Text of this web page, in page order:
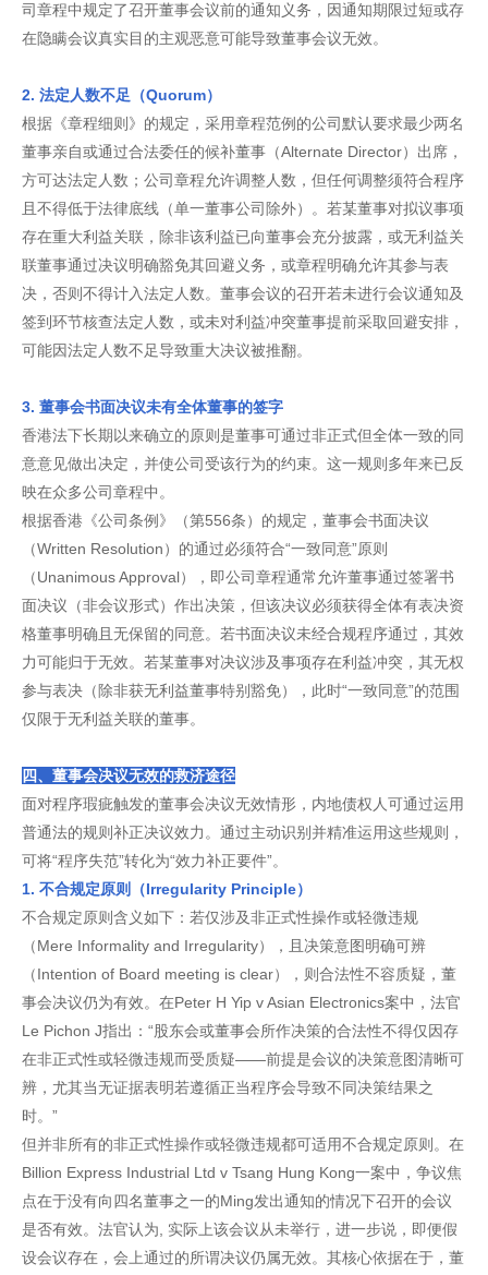
司章程中规定了召开董事会议前的通知义务，因通知期限过短或存
在隐瞒会议真实目的主观恶意可能导致董事会议无效。
2. 法定人数不足（Quorum）
根据《章程细则》的规定，采用章程范例的公司默认要求最少两名
董事亲自或通过合法委任的候补董事（Alternate Director）出席，
方可达法定人数；公司章程允许调整人数，但任何调整须符合程序
且不得低于法律底线（单一董事公司除外）。若某董事对拟议事项
存在重大利益关联，除非该利益已向董事会充分披露，或无利益关
联董事通过决议明确豁免其回避义务，或章程明确允许其参与表
决，否则不得计入法定人数。董事会议的召开若未进行会议通知及
签到环节核查法定人数，或未对利益冲突董事提前采取回避安排，
可能因法定人数不足导致重大决议被推翻。
3. 董事会书面决议未有全体董事的签字
香港法下长期以来确立的原则是董事可通过非正式但全体一致的同
意意见做出决定，并使公司受该行为的约束。这一规则多年来已反
映在众多公司章程中。
根据香港《公司条例》（第556条）的规定，董事会书面决议
（Written Resolution）的通过必须符合“一致同意”原则
（Unanimous Approval），即公司章程通常允许董事通过签署书
面决议（非会议形式）作出决策，但该决议必须获得全体有表决资
格董事明确且无保留的同意。若书面决议未经合规程序通过，其效
力可能归于无效。若某董事对决议涉及事项存在利益冲突，其无权
参与表决（除非获无利益董事特别豁免），此时“一致同意”的范围
仅限于无利益关联的董事。
四、董事会决议无效的救济途径
面对程序瑕疵触发的董事会决议无效情形，内地债权人可通过运用
普通法的规则补正决议效力。通过主动识别并精准运用这些规则，
可将“程序失范”转化为“效力补正要件”。
1. 不合规定原则（Irregularity Principle）
不合规定原则含义如下：若仅涉及非正式性操作或轻微违规
（Mere Informality and Irregularity），且决策意图明确可辨
（Intention of Board meeting is clear），则合法性不容质疑，董
事会决议仍为有效。在Peter H Yip v Asian Electronics案中，法官
Le Pichon J指出：“股东会或董事会所作决策的合法性不得仅因存
在非正式性或轻微违规而受质疑——前提是会议的决策意图清晰可
辨，尤其当无证据表明若遵循正当程序会导致不同决策结果之
时。”
但并非所有的非正式性操作或轻微违规都可适用不合规定原则。在
Billion Express Industrial Ltd v Tsang Hung Kong一案中，争议焦
点在于没有向四名董事之一的Ming发出通知的情况下召开的会议
是否有效。法官认为, 实际上该会议从未举行，进一步说，即便假
设会议存在，会上通过的所谓决议仍属无效。其核心依据在于，董